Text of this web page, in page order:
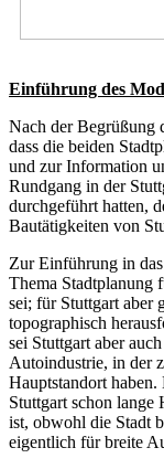
Einführung des
Nach der Begrüßung
dass die beiden
und zur Information
Rundgang in der
durchgeführt hatten,
Bautätigkeiten von
Zur Einführung in
Thema Stadtplanung
sei; für Stuttgart aber
topographisch
sei Stuttgart aber
Autoindustrie, in der
Hauptstandort haben.
Stuttgart schon lange
ist, obwohl die Stadt
eigentlich für breite